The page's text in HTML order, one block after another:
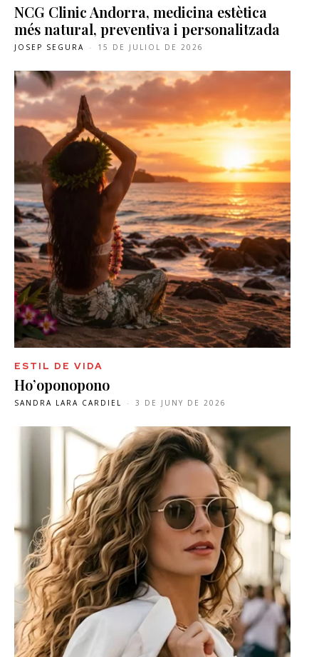
NCG Clinic Andorra, medicina estètica
més natural, preventiva i personalitzada
JOSEP SEGURA - 15 DE JULIOL DE 2026
ESTIL DE VIDA
Ho’oponopono
SANDRA LARA CARDIEL - 3 DE JUNY DE 2026